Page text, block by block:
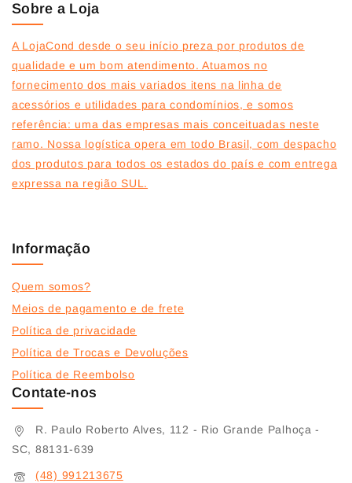
Sobre a Loja
A LojaCond desde o seu início preza por produtos de
qualidade e um bom atendimento. Atuamos no
fornecimento dos mais variados itens na linha de
acessórios e utilidades para condomínios, e somos
referência: uma das empresas mais conceituadas neste
ramo. Nossa logística opera em todo Brasil, com despacho
dos produtos para todos os estados do país e com entrega
expressa na região SUL.
Informação
Quem somos?
Meios de pagamento e de frete
Política de privacidade
Política de Trocas e Devoluções
Política de Reembolso
Contate-nos
R. Paulo Roberto Alves, 112 - Rio Grande Palhoça -
SC, 88131-639
(48) 991213675